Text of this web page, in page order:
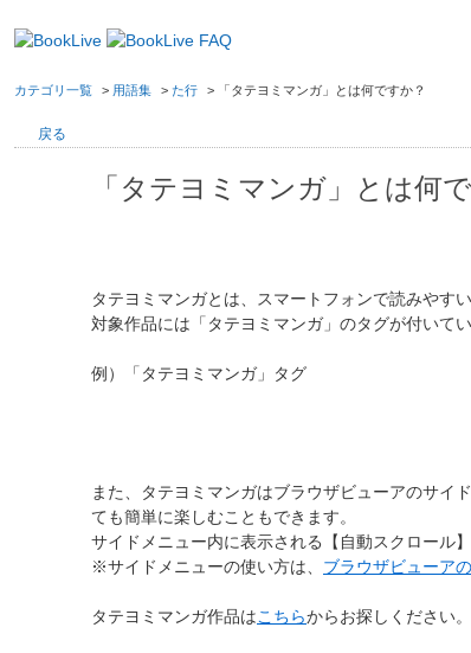
カテゴリ一覧 > 用語集 > た行 > 「タテヨミマンガ」とは何ですか？
戻る
「タテヨミマンガ」とは何
タテヨミマンガとは、スマートフォンで読みやす
対象作品には「タテヨミマンガ」のタグが付いてい
例）「タテヨミマンガ」タグ
また、タテヨミマンガはブラウザビューアのサイ
ても簡単に楽しむこともできます。
サイドメニュー内に表示される【自動スクロール
※サイドメニューの使い方は、 ブラウザビューア
タテヨミマンガ作品はこちらからお探しください。